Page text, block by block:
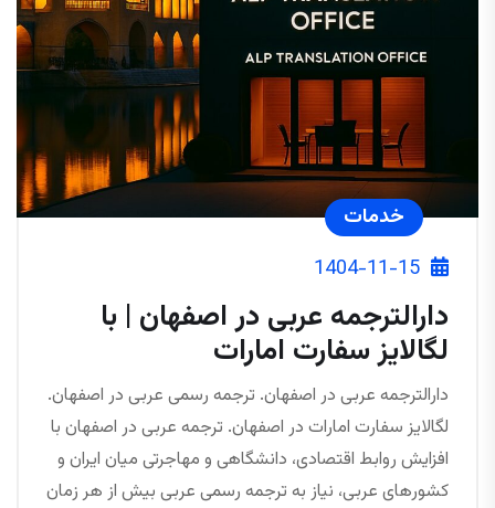
خدمات
1404-11-15
دارالترجمه عربی در اصفهان | با
لگالایز سفارت امارات
دارالترجمه عربی در اصفهان. ترجمه رسمی عربی در اصفهان.
لگالایز سفارت امارات در اصفهان. ترجمه عربی در اصفهان با
افزایش روابط اقتصادی، دانشگاهی و مهاجرتی میان ایران و
کشورهای عربی، نیاز به ترجمه رسمی عربی بیش از هر زمان